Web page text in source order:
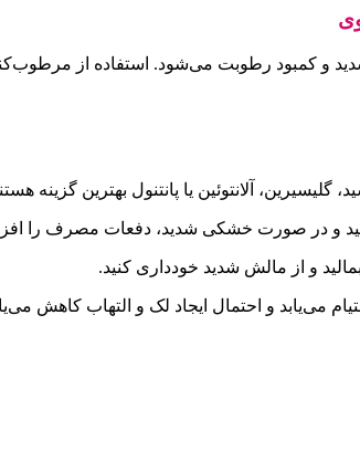
و کمبود رطوبت می‌شود. استفاده از
گلیسیرین، آلانتوئین یا پانتنول بهترین
و در صورت خشکی شدید، دفعات مصرف را
و از مالش شدید خودداری کنید.
می‌یابد و احتمال ایجاد لک و التهاب کاهش